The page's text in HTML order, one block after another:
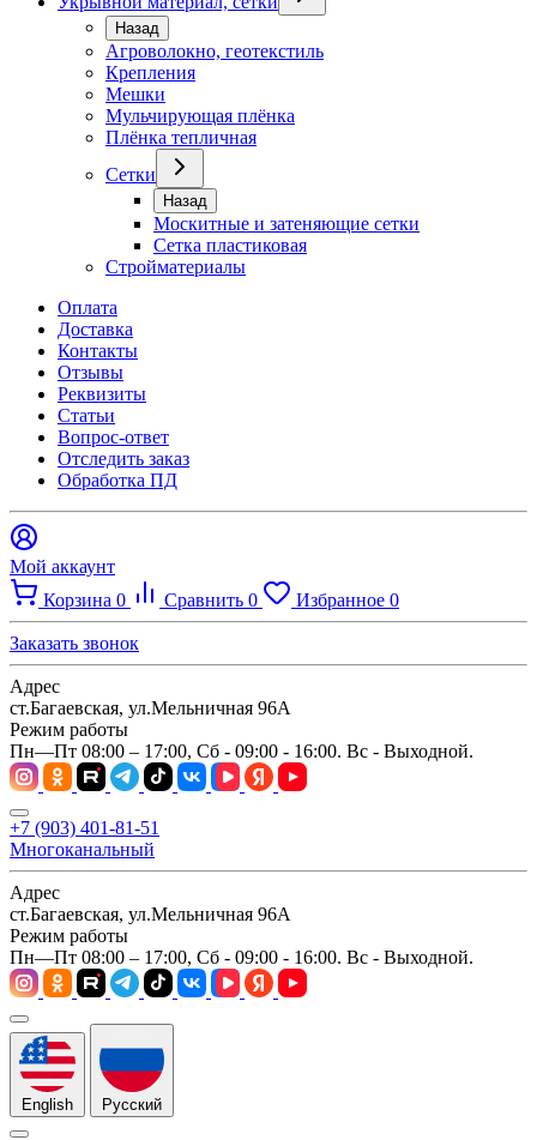
Назад
Агроволокно, геотекстиль
Крепления
Мешки
Мульчирующая плёнка
Плёнка тепличная
Сетки
Назад
Москитные и затеняющие сетки
Сетка пластиковая
Стройматериалы
Оплата
Доставка
Контакты
Отзывы
Реквизиты
Статьи
Вопрос-ответ
Отследить заказ
Обработка ПД
Мой аккаунт
Корзина 0 Сравнить 0 Избранное 0
Заказать звонок
Адрес
ст.Багаевская, ул.Мельничная 96А
Режим работы
Пн—Пт 08:00 – 17:00, Сб - 09:00 - 16:00. Вс - Выходной.
+7 (903) 401-81-51
Многоканальный
Адрес
ст.Багаевская, ул.Мельничная 96А
Режим работы
Пн—Пт 08:00 – 17:00, Сб - 09:00 - 16:00. Вс - Выходной.
English Русский